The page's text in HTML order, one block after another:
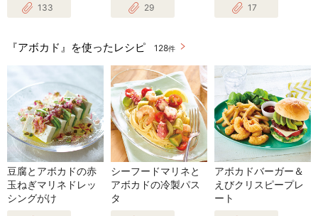
133 29 17
『アボカド』を使ったレシピ 128件
豆腐とアボカドの赤
玉ねぎマリネドレッ
シングがけ
シーフードマリネと
アボカドの冷製パス
タ
アボカドバーガー＆
えびクリスピープレ
ート